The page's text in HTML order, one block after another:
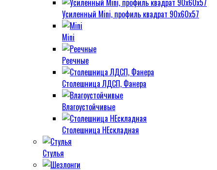
Усиленный Mini, профиль квадрат 90х60х57
Mini
Реечные
Столешница ЛДСП, Фанера
Влагоустойчивые
Столешница НЕскладная
Стулья